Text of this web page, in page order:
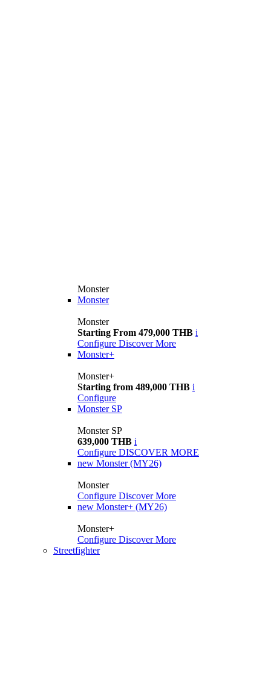
Monster
Monster
Monster
Starting From 479,000 THB i
Configure Discover More
Monster+
Monster+
Starting from 489,000 THB i
Configure
Monster SP
Monster SP
639,000 THB i
Configure DISCOVER MORE
new Monster (MY26)
Monster
Configure Discover More
new Monster+ (MY26)
Monster+
Configure Discover More
Streetfighter